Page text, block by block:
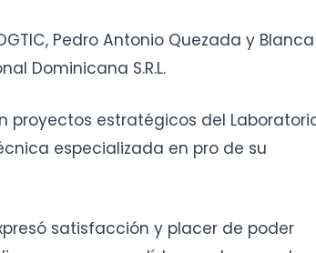
Pedro Antonio Quezada y Blanca
Dominicana S.R.L.
proyectos estratégicos del
especializada en pro de su
satisfacción y placer de poder